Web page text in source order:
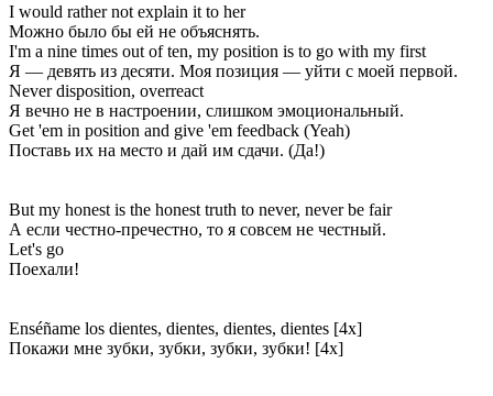
I would rather not explain it to her
Можно было бы ей не объяснять.
I'm a nine times out of ten, my position is to go with my first
Я — девять из десяти. Моя позиция — уйти с моей первой.
Never disposition, overreact
Я вечно не в настроении, слишком эмоциональный.
Get 'em in position and give 'em feedback (Yeah)
Поставь их на место и дай им сдачи. (Да!)
But my honest is the honest truth to never, never be fair
А если честно-пречестно, то я совсем не честный.
Let's go
Поехали!
Enséñame los dientes, dientes, dientes, dientes [4x]
Покажи мне зубки, зубки, зубки, зубки! [4x]